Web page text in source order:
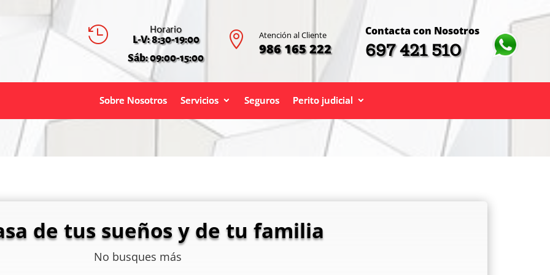
 Horario
L-V: 8:30-19:00
Sáb: 09:00-15:00
 Atención al Cliente
986 165 222
Contacta con Nosotros
697 421 510
Sobre Nosotros Servicios Seguros Perito judicial
de tus sueños y de tu familia
No busques más